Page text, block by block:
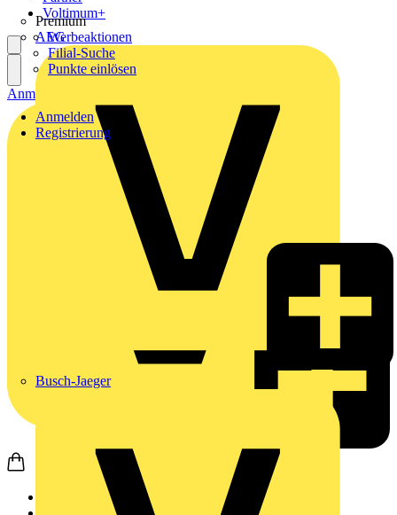
Premium
AEG
Busch-Jaeger
Voltimum+
Werbeaktionen
Filial-Suche
Punkte einlösen
Anmelden
Registrierung
Anmelden